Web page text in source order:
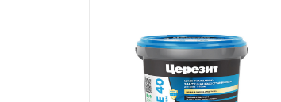
Отделка стен Ceresit
Кладочные и
Ceresit
Герметики и клеи Ceresit